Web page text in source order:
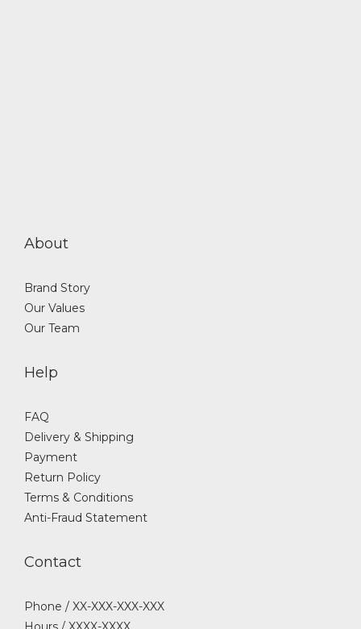
About
Brand Story
Our Values
Our Team
Help
FAQ
Delivery & Shipping
Payment
Return Policy
Terms & Conditions
Anti-Fraud Statement
Contact
Phone / XX-XXX-XXX-XXX